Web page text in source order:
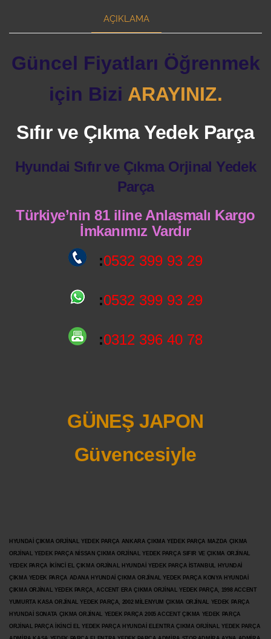
AÇIKLAMA
Güncel Fiyatları Öğrenmek
için Bizi ARAYINIZ.
Sıfır ve Çıkma Yedek Parça
Hyundai Sıfır ve Çıkma Orjinal Yedek
Parça
Türkiye’nin 81 iline Anlaşmalı Kargo
İmkanımız Vardır
:0532 399 93 29
:0532 399 93 29
:0312 396 40 78
GÜNEŞ JAPON
Güvencesiyle
HYUNDAİ ÇIKMA ORJİNAL YEDEK PARÇA ANKARA ÇIKMA YEDEK PARÇA MAZDA ÇIKMA
ORJİNAL YEDEK PARÇA NİSSAN ÇIKMA ORJİNAL YEDEK PARÇA SIFIR VE ÇIKMA ORJİNAL
YEDEK PARÇA İKİNCİ EL ÇIKMA ORJİNAL HYUNDAİ YEDEK PARÇA İSTANBUL HYUNDAİ
ÇIKMA YEDEK PARÇA ADANA HYUNDAİ ÇIKMA ORJİNAL YEDEK PARÇA KONYA HYUNDAİ
ÇIKMA ORJİNAL YEDEK PARÇA, ACCENT ERA ÇIKMA ORJİNAL YEDEK PARÇA, 1998 ACCENT
YUMURTA KASA ORJİNAL YEDEK PARÇA, 2002 MİLENYUM ÇIKMA ORJİNAL YEDEK PARÇA
HYUNDAİ SONATA ÇIKMA ORJİNAL YEDEK PARÇA 2005 ACCENT ÇIKMA YEDEK PARÇA
ORJİNAL PARÇA İKİNCİ EL YEDEK PARÇA HYUNDAİ ELENTRA ÇIKMA ORJİNAL YEDEK PARÇA